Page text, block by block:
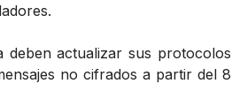
deben actualizar sus protocolos
no cifrados a partir del 8